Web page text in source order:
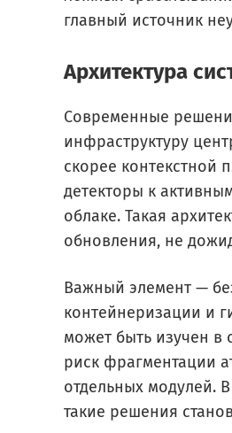
главный источник
Архитектура
Современные
инфраструктуру
скорее контекстной
детекторы к
облаке. Такая
обновления, не
Важный элемент —
контейнеризации и
может быть изучен в
риск фрагментации
отдельных модулей.
такие решения